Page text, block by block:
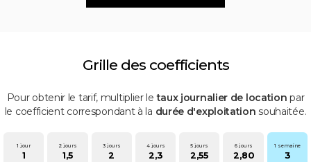
Grille des coefficients
Pour obtenir le tarif, multiplier letaux journalier de location par
le coefficient correspondant à la durée d'exploitation souhaitée.
1 jour
1
2 jours
1,5
3 jours
2
4 jours
2,3
5 jours
2,55
6 jours
2,80
1 semaine
3